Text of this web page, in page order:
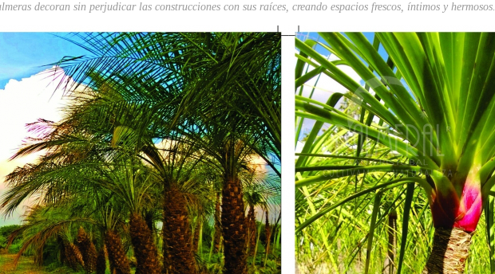
decoran sin perjudicar las construcciones con sus raíces, creando espacios frescos, íntimos y hermosos.